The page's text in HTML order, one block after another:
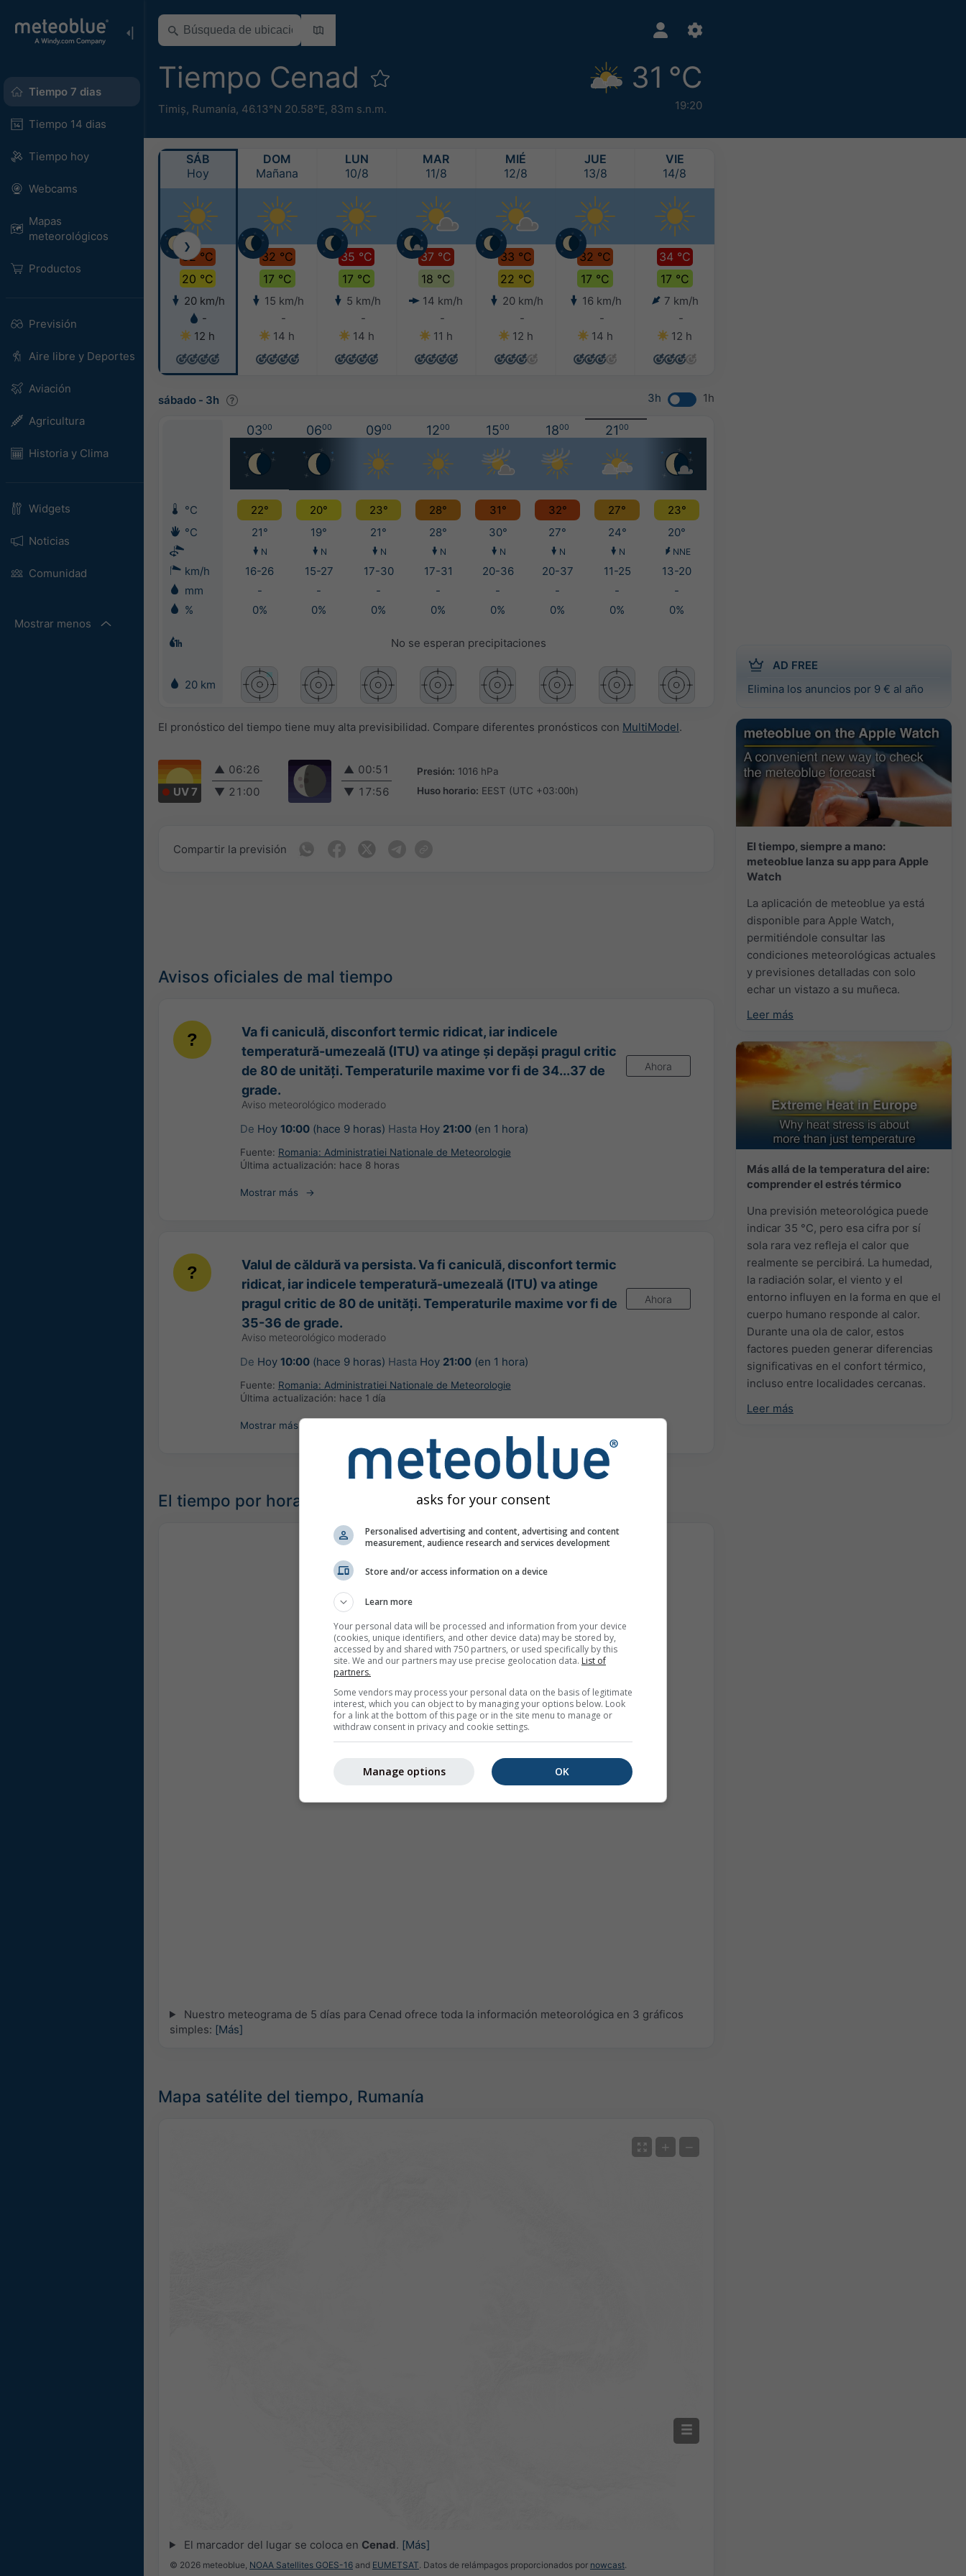
Tiempo 7 dias
Tiempo 14 dias
Tiempo hoy
Webcams
Mapas
meteorológicos
Productos
Previsión
Aire libre y Deportes
Aviación
Agricultura
Historia y Clima
Widgets
Noticias
Comunidad
Mostrar menos
Tiempo Cenad
Timiș, Rumanía, 46.13°N 20.58°E, 83m s.n.m.
31 °C
19:20
AD FREE
Elimina los anuncios por 9 € al año
El tiempo, siempre a mano:
meteoblue lanza su app para Apple
Watch
La aplicación de meteoblue ya está
disponible para Apple Watch,
permitiéndole consultar las
condiciones meteorológicas actuales
y previsiones detalladas con solo
echar un vistazo a su muñeca.
Leer más
Más allá de la temperatura del aire:
comprender el estrés térmico
Una previsión meteorológica puede
indicar 35 °C, pero esa cifra por sí
sola rara vez refleja el calor que
realmente se percibirá. La humedad,
la radiación solar, el viento y el
entorno influyen en la forma en que el
cuerpo humano responde al calor.
Durante una ola de calor, estos
factores pueden generar diferencias
significativas en el confort térmico,
incluso entre localidades cercanas.
Leer más
SÁB
Hoy
32 °C
20 °C
20 km/h
-
12 h
DOM
Mañana
32 °C
17 °C
15 km/h
-
14 h
LUN
10/8
35 °C
17 °C
5 km/h
-
14 h
MAR
11/8
37 °C
18 °C
14 km/h
-
11 h
MIÉ
12/8
33 °C
22 °C
20 km/h
-
12 h
JUE
13/8
32 °C
17 °C
16 km/h
-
14 h
VIE
14/8
34 °C
17 °C
7 km/h
-
12 h
❯
sábado - 3h 3h 1h
0300 0600 0900 1200 1500 1800 2100
°C 22° 20° 23° 28° 31° 32° 27°
23°
°C
21° 19° 21° 28° 30° 27° 24° 20°
N N N N N N N NNE
km/h 16-26 15-27 17-30 17-31 20-36 20-37 11-25
13-20
mm
- - - - - - -
-
%
0% 0% 0% 0% 0% 0% 0% 0%
No se esperan precipitaciones
20 km
El pronóstico del tiempo tiene muy alta previsibilidad. Compare diferentes pronósticos con MultiModel.
UV 7
▲ 06:26
▼ 21:00
▲ 00:51
▼ 17:56
Presión: 1016 hPa
Huso horario: EEST (UTC +03:00h)
Compartir la previsión
Avisos oficiales de mal tiempo
Va fi caniculă, disconfort termic ridicat, iar indicele
temperatură-umezeală (ITU) va atinge și depăși pragul critic
de 80 de unități. Temperaturile maxime vor fi de 34...37 de
grade.
Aviso meteorológico moderado
Ahora
De Hoy 10:00(hace 9 horas) Hasta Hoy 21:00(en 1 hora)
Fuente: Romania: Administratiei Nationale de Meteorologie
Última actualización: hace 8 horas
Mostrar más
Valul de căldură va persista. Va fi caniculă, disconfort termic
ridicat, iar indicele temperatură-umezeală (ITU) va atinge
pragul critic de 80 de unități. Temperaturile maxime vor fi de
35-36 de grade.
Aviso meteorológico moderado
Ahora
De Hoy 10:00(hace 9 horas) Hasta Hoy 21:00(en 1 hora)
Fuente: Romania: Administratiei Nationale de Meteorologie
Última actualización: hace 1 día
Mostrar más
El tiempo por horas en Cenad
Nuestro meteograma de 5 días para Cenad ofrece toda la información meteorológica en 3 gráficos
simples: [Más]
Mapa satélite del tiempo, Rumanía
+ −
El marcador del lugar se coloca en Cenad. [Más]
© 2026 meteoblue, NOAA Satellites GOES-16 and EUMETSAT. Datos de relámpagos proporcionados por nowcast.
asks for your consent
Personalised advertising and content, advertising and content
measurement, audience research and services development
Store and/or access information on a device
Learn more
Your personal data will be processed and information from your device
(cookies, unique identifiers, and other device data) may be stored by,
accessed by and shared with 750 partners, or used specifically by this
site. We and our partners may use precise geolocation data. List of
partners.
Some vendors may process your personal data on the basis of legitimate
interest, which you can object to by managing your options below. Look
for a link at the bottom of this page or in the site menu to manage or
withdraw consent in privacy and cookie settings.
OK
Manage options